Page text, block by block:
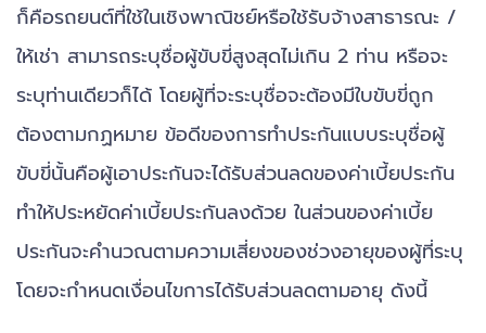
ก็คือรถยนต์ที่ใช้ในเชิงพาณิชย์หรือใช้รับจ้างสาธารณะ /
ให้เช่า สามารถระบุชื่อผู้ขับขี่สูงสุดไม่เกิน 2 ท่าน หรือจะ
ระบุท่านเดียวก็ได้ โดยผู้ที่จะระบุชื่อจะต้องมีใบขับขี่ถูก
ต้องตามกฏหมาย ข้อดีของการทำประกันแบบระบุชื่อผู้
ขับขี่นั้นคือผู้เอาประกันจะได้รับส่วนลดของค่าเบี้ยประกัน
ทำให้ประหยัดค่าเบี้ยประกันลงด้วย ในส่วนของค่าเบี้ย
ประกันจะคำนวณตามความเสี่ยงของช่วงอายุของผู้ที่ระบุ
โดยจะกำหนดเงื่อนไขการได้รับส่วนลดตามอายุ ดังนี้